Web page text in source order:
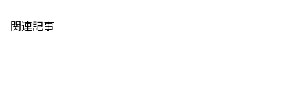
関連記事